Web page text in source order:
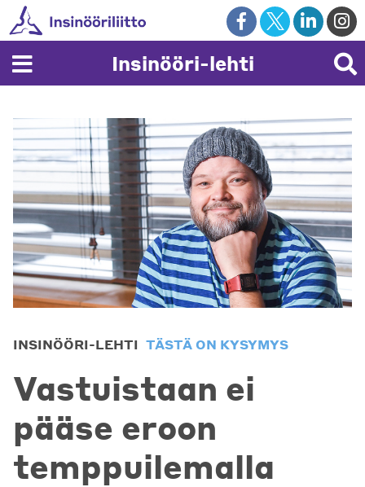
Skip
to
content
Insinööri-lehti
INSINÖÖRI-LEHTI TÄSTÄ ON KYSYMYS
Vastuistaan ei
pääse eroon
temppuilemalla